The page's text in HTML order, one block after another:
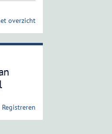
overzicht
Registreren